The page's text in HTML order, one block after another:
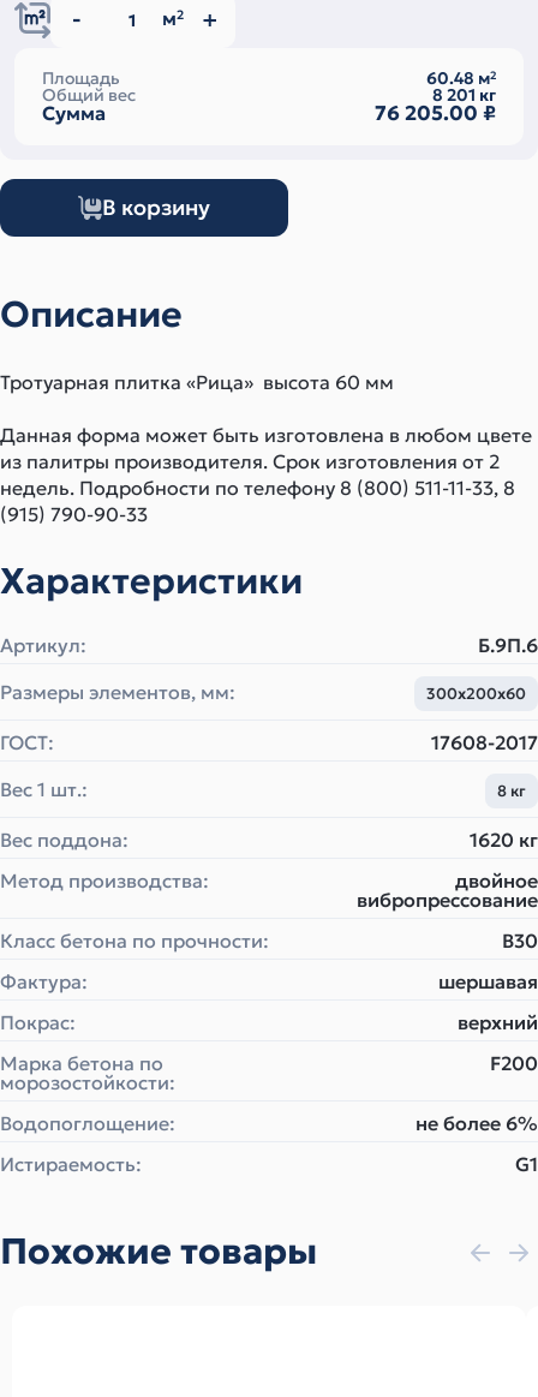
м2
Площадь 60.48 м2
Общий вес 8 201 кг
Сумма 76 205.00 ₽
В корзину
Описание
Тротуарная плитка «Рица» высота 60 мм
Данная форма может быть изготовлена в любом цвете
из палитры производителя. Срок изготовления от 2
недель. Подробности по телефону 8 (800) 511-11-33, 8
(915) 790-90-33
Характеристики
Артикул:
Б.9П.6
Размеры элементов, мм:
300х200х60
ГОСТ:
17608-2017
Вес 1 шт.:
8 кг
Вес поддона:
1620 кг
Метод производства:
двойное
вибропрессование
Класс бетона по прочности:
B30
Фактура:
шершавая
Покрас:
верхний
Марка бетона по
морозостойкости:
F200
Водопоглощение:
не более 6%
Истираемость:
G1
Похожие товары